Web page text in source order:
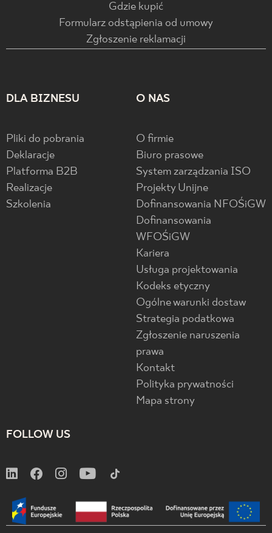
Gdzie kupić
Formularz odstąpienia od umowy
Zgłoszenie reklamacji
DLA BIZNESU
Pliki do pobrania
Deklaracje
Platforma B2B
Realizacje
Szkolenia
O NAS
O firmie
Biuro prasowe
System zarządzania ISO
Projekty Unijne
Dofinansowania NFOŚiGW
Dofinansowania
WFOŚiGW
Kariera
Usługa projektowania
Kodeks etyczny
Ogólne warunki dostaw
Strategia podatkowa
Zgłoszenie naruszenia
prawa
Kontakt
Polityka prywatności
Mapa strony
FOLLOW US